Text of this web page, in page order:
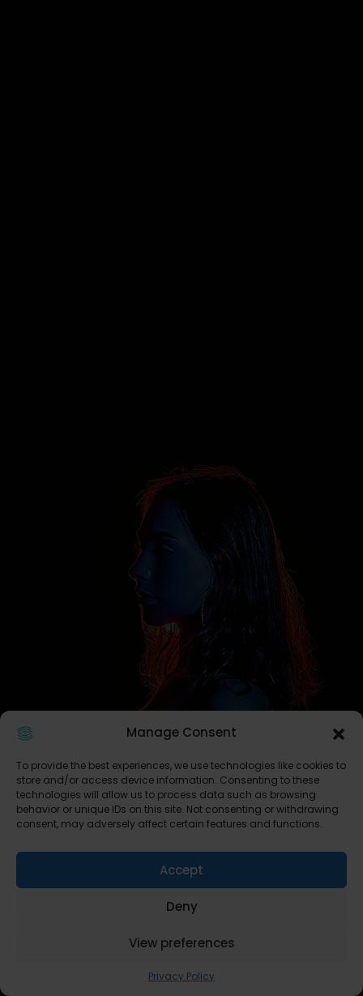
Manage Consent
To provide the best experiences, we use technologies like cookies to
store and/or access device information. Consenting to these
technologies will allow us to process data such as browsing
behavior or unique IDs on this site. Not consenting or withdrawing
consent, may adversely affect certain features and functions.
Accept
Deny
View preferences
Privacy Policy